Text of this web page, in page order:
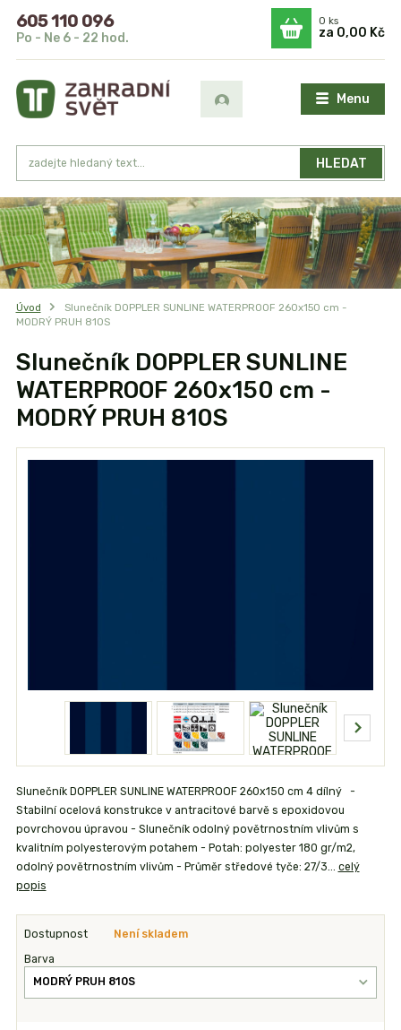
Menu
HLEDAT
605 110 096
Po - Ne 6 - 22 hod.
0ks
za 0,00 Kč
Úvod
Slunečník DOPPLER SUNLINE WATERPROOF 260x150 cm -
MODRÝ PRUH 810S
Slunečník DOPPLER SUNLINE
WATERPROOF 260x150 cm -
MODRÝ PRUH 810S
Slunečník DOPPLER SUNLINE WATERPROOF 260x150 cm 4 dílný -
Stabilní ocelová konstrukce v antracitové barvě s epoxidovou
povrchovou úpravou - Slunečník odolný povětrnostním vlivům s
kvalitním polyesterovým potahem - Potah: polyester 180 gr/m2,
odolný povětrnostním vlivům - Průměr středové tyče: 27/3... celý
popis
Dostupnost Není skladem
Barva